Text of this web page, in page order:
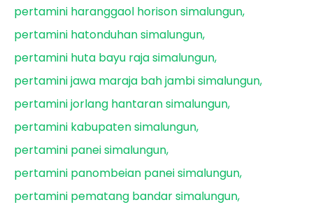
pertamini haranggaol horison simalungun
pertamini hatonduhan simalungun
pertamini huta bayu raja simalungun
pertamini jawa maraja bah jambi simalungun
pertamini jorlang hantaran simalungun
pertamini kabupaten simalungun
pertamini panei simalungun
pertamini panombeian panei simalungun
pertamini pematang bandar simalungun